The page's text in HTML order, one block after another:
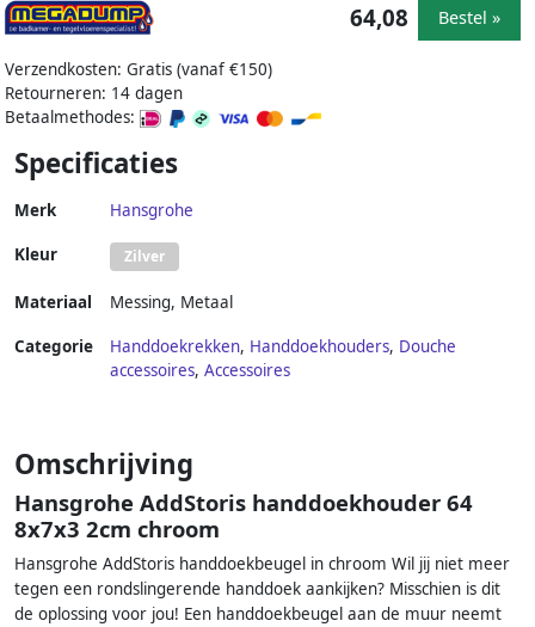
Verzendkosten: Gratis (vanaf €150)
Retourneren: 14 dagen
Betaalmethodes:
64,08 Bestel »
Specificaties
Merk Hansgrohe
Kleur Zilver
Materiaal Messing, Metaal
Categorie Handdoekrekken, Handdoekhouders, Douche
accessoires, Accessoires
Omschrijving
Hansgrohe AddStoris handdoekhouder 64
8x7x3 2cm chroom
Hansgrohe AddStoris handdoekbeugel in chroom Wil jij niet meer
tegen een rondslingerende handdoek aankijken? Misschien is dit
de oplossing voor jou! Een handdoekbeugel aan de muur neemt